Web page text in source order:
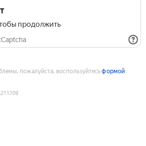
продолжить
пожалуйста, воспользуйтесьформой